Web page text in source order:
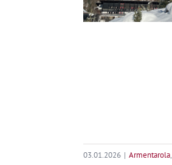
03.01.2026 | Armentarola,